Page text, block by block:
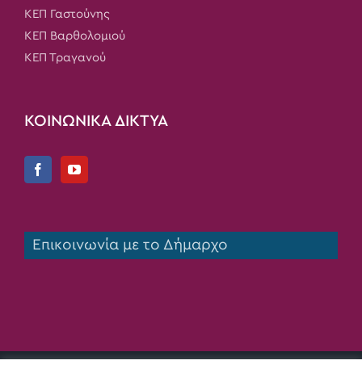
ΚΕΠ Γαστούνης
ΚΕΠ Βαρθολομιού
ΚΕΠ Τραγανού
ΚΟΙΝΩΝΙΚΑ ΔΙΚΤΥΑ
Επικοινωνία με το Δήμαρχο